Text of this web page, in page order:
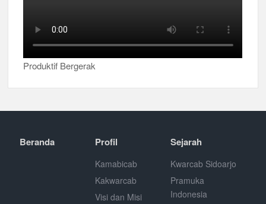
Produktif Bergerak
Beranda Profil
Kamabicab
Kakwarcab
Visi dan Misi
Sejarah
Kwarcab Sidoarjo
Pramuka
Indonesia